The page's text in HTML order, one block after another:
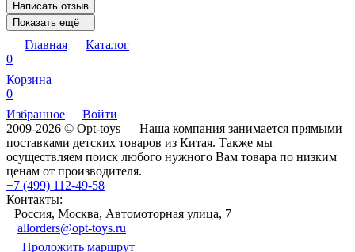
Написать отзыв
Показать ещё
Главная
Каталог
0
Корзина
0
Избранное
Войти
2009-2026 © Opt-toys — Наша компания занимается прямыми
поставками детских товаров из Китая. Также мы
осуществляем поиск любого нужного Вам товара по низким
ценам от производителя.
+7 (499) 112-49-58
Контакты:
Россия, Москва, Автомоторная улица, 7
allorders@opt-toys.ru
Проложить маршрут